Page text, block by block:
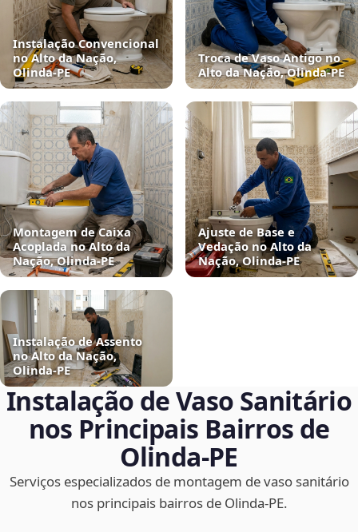
Instalação Convencional
no Alto da Nação,
Olinda‑PE
Troca de Vaso Antigo no
Alto da Nação, Olinda‑PE
Montagem de Caixa
Acoplada no Alto da
Nação, Olinda‑PE
Ajuste de Base e
Vedação no Alto da
Nação, Olinda‑PE
Instalação de Assento
no Alto da Nação,
Olinda‑PE
Instalação de Vaso Sanitário
nos Principais Bairros de
Olinda‑PE
Serviços especializados de montagem de vaso sanitário
nos principais bairros de Olinda‑PE.